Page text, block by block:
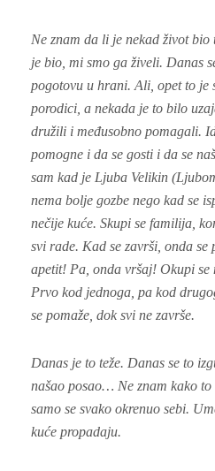
Ne znam da li je nekad život
je bio, mi smo ga živeli. Danas
pogotovu u hrani. Ali, opet to je
porodici, a nekada je to bilo
družili i međusobno pomagali.
pomogne i da se gosti i da se
sam kad je Ljuba Velikin
nema bolje gozbe nego kad se
nečije kuće. Skupi se familija,
svi rade. Kad se završi, onda se
apetit! Pa, onda vršaj! Okupi se
Prvo kod jednoga, pa kod
se pomaže, dok svi ne završe.
Danas je to teže. Danas se to
našao posao… Ne znam kako to
samo se svako okrenuo sebi.
kuće propadaju.